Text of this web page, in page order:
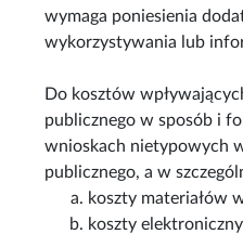
wymaga poniesienia
wykorzystywania lub
Do kosztów
publicznego w sposób i
wnioskach nietypowych
publicznego, a w
koszty materiałów
koszty